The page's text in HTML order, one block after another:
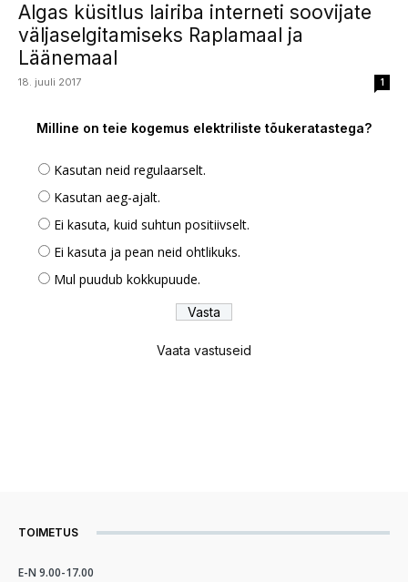
Algas küsitlus lairiba interneti soovijate
väljaselgitamiseks Raplamaal ja
Läänemaal
18. juuli 2017 1
Milline on teie kogemus elektriliste tõukeratastega?
Kasutan neid regulaarselt.
Kasutan aeg-ajalt.
Ei kasuta, kuid suhtun positiivselt.
Ei kasuta ja pean neid ohtlikuks.
Mul puudub kokkupuude.
Vaata vastuseid
TOIMETUS
E-N 9.00-17.00